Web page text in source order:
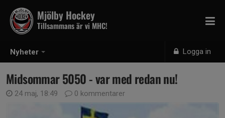
Nyheter Logga in
Mjölby Hockey
Tillsammans är vi MHC!
Midsommar 5050 - var med redan nu!
24 maj, 18:49 0 kommentarer